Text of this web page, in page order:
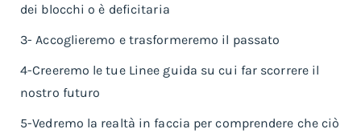
dei blocchi o è deficitaria
3- Accoglieremo e trasformeremo il passato
4-Creeremo le tue Linee guida su cui far scorrere il
nostro futuro
5-Vedremo la realtà in faccia per comprendere che ciò